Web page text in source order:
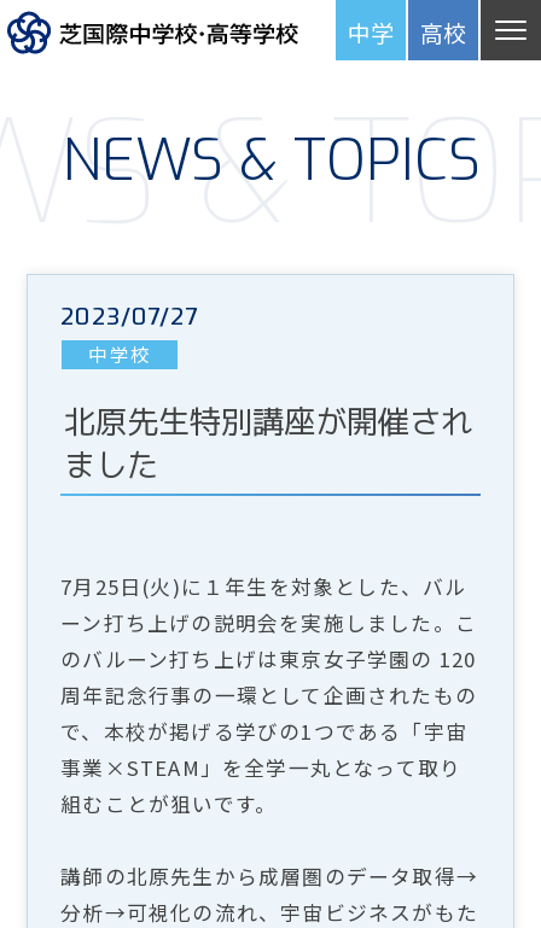
中学 高校
&
NEWS & TOPICS
2023/07/27
中学校
北原先生特別講座が開催され
ました
7月25日(火)に１年生を対象とした、バル
ーン打ち上げの説明会を実施しました。こ
のバルーン打ち上げは東京女子学園の 120
周年記念行事の一環として企画されたもの
で、本校が掲げる学びの1つである「宇宙
事業×STEAM」を全学一丸となって取り
組むことが狙いです。
講師の北原先生から成層圏のデータ取得→
分析→可視化の流れ、宇宙ビジネスがもた